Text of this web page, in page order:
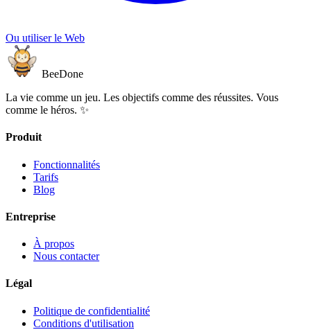
Ou utiliser le Web
BeeDone
La vie comme un jeu. Les objectifs comme des réussites. Vous
comme le héros. ✨
Produit
Fonctionnalités
Tarifs
Blog
Entreprise
À propos
Nous contacter
Légal
Politique de confidentialité
Conditions d'utilisation